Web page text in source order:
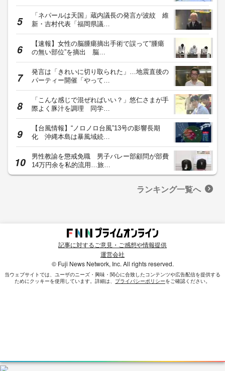
「ネパールは天国」蔵内議長の発言が波紋 維
新・吉村代表「福岡県議…
【速報】女性の脳腫瘍摘出手術で誤って“腫瘍
の無い部位”を摘出 脳…
発言は「きれいに切り取られた」…地震直後の
パーティー開催「やって…
「こんな感じで混ぜればいい？」悠仁さまが手
際よく豚汁を調理 同学…
【台風情報】“ノロノロ台風”13号の影響長期
化 沖縄本島は暴風域続…
男性教諭を懲戒免職 男子バレー部顧問が部費
14万円余を私的流用…旅…
ランキング一覧へ
記事に対するご意見・ご感想や情報提供
運営会社
© Fuji News Network, Inc. All rights reserved.
当ウェブサイトでは、ユーザのニーズ・興味・関⼼に合致したコンテンツや広告配信を提供する
ためにクッキーを使⽤しています。詳細は、 プライバシーポリシーをご確認ください。